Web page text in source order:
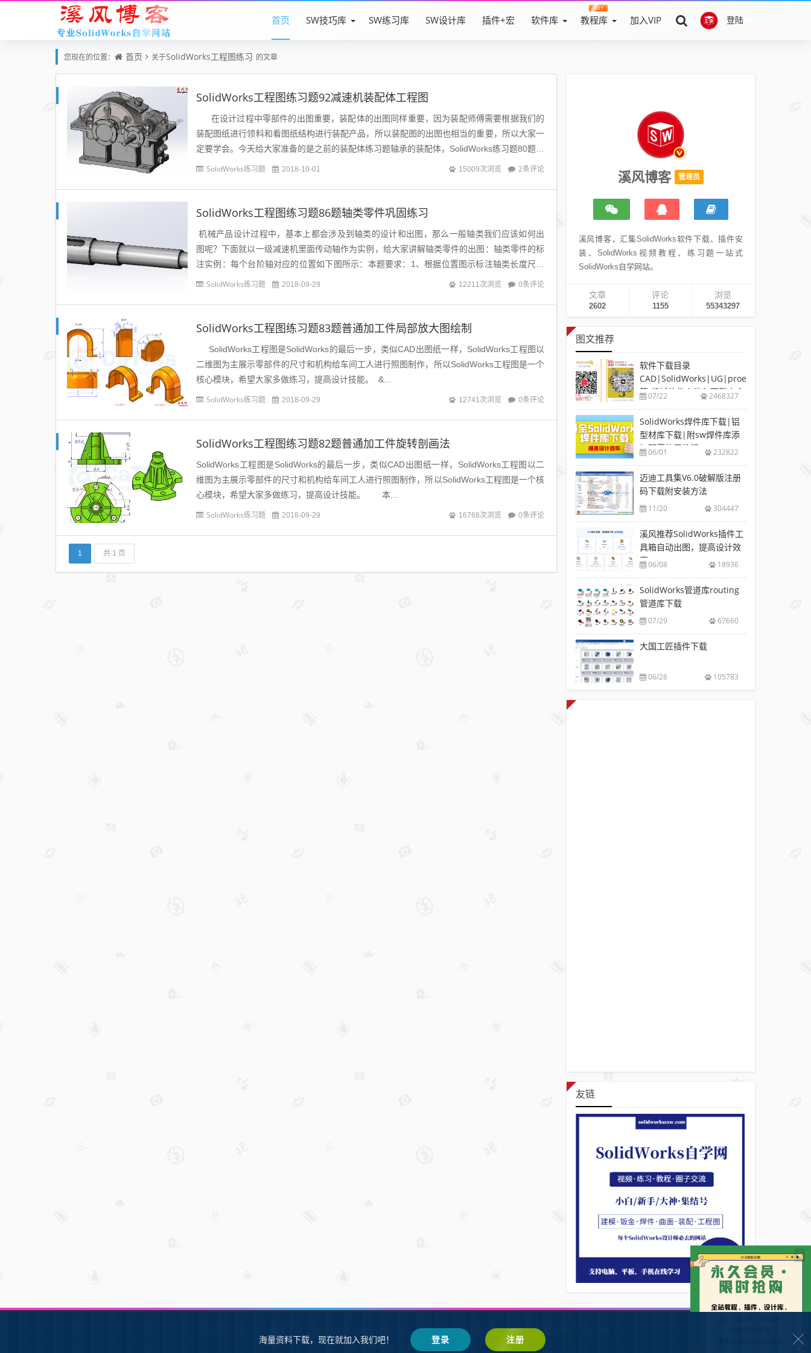
登陆
首页 SW技巧库 SW练习库 SW设计库 插件+宏 软件库 教程库 加入VIP
您现在的位置： 首页 关于SolidWorks工程图练习 的文章
SolidWorks工程图练习题92减速机装配体工程图
在设计过程中零部件的出图重要，装配体的出图同样重要，因为装配师傅需要根据我们的
装配图纸进行领料和看图纸结构进行装配产品，所以装配图的出图也相当的重要，所以大家一
定要学会。今天给大家准备的是之前的装配体练习题轴承的装配体，SolidWorks练习题80题，
零件...SolidWorks练习题 2018-10-01 15009次浏览 2条评论
SolidWorks工程图练习题86题轴类零件巩固练习
机械产品设计过程中，基本上都会涉及到轴类的设计和出图，那么一般轴类我们应该如何出
图呢？下面就以一级减速机里面传动轴作为实例，给大家讲解轴类零件的出图：轴类零件的标
注实例：每个台阶轴对应的位置如下图所示：本题要求：1、根据位置图示标注轴类长度尺寸
及必要的尺寸公差。2、根据轴的位置，标注轴的...
SolidWorks练习题 2018-09-29 12211次浏览 0条评论
SolidWorks工程图练习题83题普通加工件局部放大图绘制
SolidWorks工程图是SolidWorks的最后一步，类似CAD出图纸一样，SolidWorks工程图以
二维图为主展示零部件的尺寸和机构给车间工人进行照图制作，所以SolidWorks工程图是一个
核心模块，希望大家多做练习，提高设计技能。 &...
SolidWorks练习题 2018-09-29 12741次浏览 0条评论
SolidWorks工程图练习题82题普通加工件旋转剖画法
SolidWorks工程图是SolidWorks的最后一步，类似CAD出图纸一样，SolidWorks工程图以二
维图为主展示零部件的尺寸和机构给车间工人进行照图制作，所以SolidWorks工程图是一个核
心模块，希望大家多做练习，提高设计技能。 本...
SolidWorks练习题 2018-09-29 16768次浏览 0条评论
1 共 1 页
溪风博客 管理员
溪风博客，汇集SolidWorks软件下载、插件安
装、SolidWorks视频教程、练习题一站式
SolidWorks自学网站。
文章
2602
评论
1155
浏览
55343297
图文推荐
软件下载目录
CAD|SolidWorks|UG|proe
等-机械软件安装包下载大全
07/22 2468327
SolidWorks焊件库下载|铝
型材库下载|附sw焊件库添
加配置使用教程
06/01 232822
迈迪工具集V6.0破解版注册
码下载附安装方法
11/20 304447
溪风推荐SolidWorks插件工
具箱自动出图，提高设计效
率06/08 18936
SolidWorks管道库routing
管道库下载
07/29 67660
大国工匠插件下载
06/26 105783
友链
鲁ICP备2021002287号-1鲁公网安备 37132902372928号
SW自学网 Z-BlogPHP 搭建
×
海量资料下载，现在就加入我们吧！ 登录 注册